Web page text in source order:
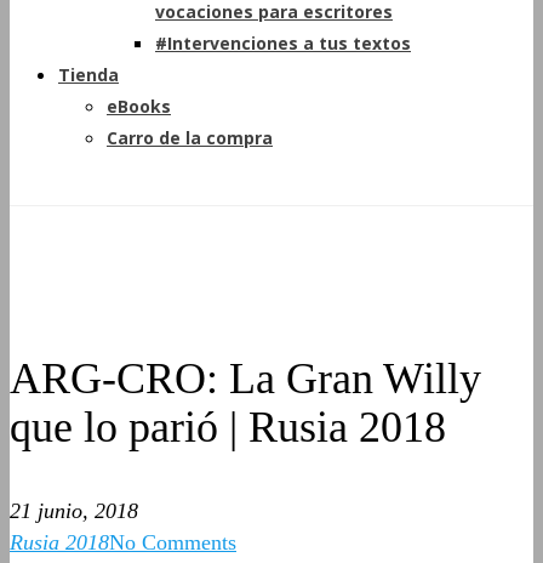
vocaciones para escritores
#Intervenciones a tus textos
Tienda
eBooks
Carro de la compra
ARG-CRO: La Gran Willy
que lo parió | Rusia 2018
21 junio, 2018
Rusia 2018No Comments